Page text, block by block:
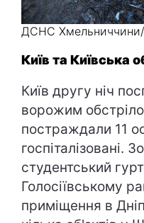
ДСНС
Київ та Київська
Київ другу ніч
ворожим
постраждали 11
госпіталізовані.
студентський
Голосіївському
приміщення в